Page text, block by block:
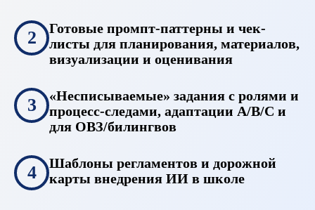
2
Готовые промпт-паттерны и чек-
листы для планирования, материалов,
визуализации и оценивания
3
«Несписываемые» задания с ролями и
процесс-следами, адаптации A/B/C и
для ОВЗ/билингвов
4
Шаблоны регламентов и дорожной
карты внедрения ИИ в школе